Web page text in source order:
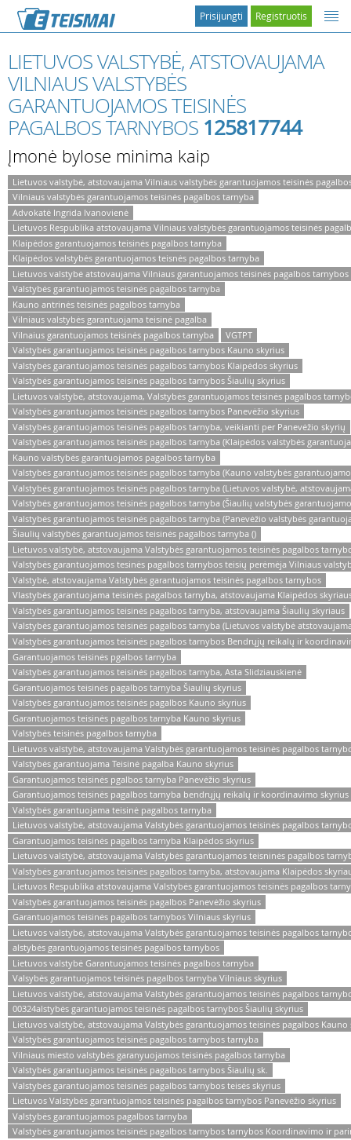
Registruotis
Prisijungti
LIETUVOS VALSTYBĖ, ATSTOVAUJAMA
VILNIAUS VALSTYBĖS
GARANTUOJAMOS TEISINĖS
PAGALBOS TARNYBOS 125817744
Įmonė bylose minima kaip
Lietuvos valstybė, atstovaujama Vilniaus valstybės garantuojamos teisinės
Vilniaus valstybės garantuojamos teisinės pagalbos tarnyba
Advokatė Ingrida Ivanovienė
Lietuvos Respublika atstovaujama Vilniaus valstybės garantuojamos teisinės
Klaipėdos garantuojamos teisinės pagalbos tarnyba
Klaipėdos valstybės garantuojamos teisnės pagalbos tarnyba
Lietuvos valstybė atstovaujama Vilniaus garantuojamos teisinės pagalbos tarnybos
Valstybės garantuojamos teisinės pagalbos tarnyba
Kauno antrinės teisinės pagalbos tarnyba
Vilniaus valstybės garantuojama teisinė pagalba
Vilnaius garantuojamos teisinės pagalbos tarnyba
VGTPT
Valstybės garantuojamos teisinės pagalbos tarnybos Kauno skyrius
Valstybės garantuojamos teisinės pagalbos tarnybos Klaipėdos skyrius
Valstybės garantuojamos teisinės pagalbos tarnybos Šiaulių skyrius
Lietuvos valstybė, atstovaujama, Valstybės garantuojamos teisinės pagalbos
Valstybės garantuojamos teisinės pagalbos tarnybos Panevėžio skyrius
Valstybės garantuojamos teisinės pagalbos tarnyba, veikianti per Panevėžio skyrių
Valstybės garantuojamos teisinės pagalbos tarnyba (Klaipėdos valstybės
Kauno valstybės garantuojamos pagalbos tarnyba
Valstybės garantuojamos teisinės pagalbos tarnyba (Kauno valstybės
Valstybės garantuojamos teisinės pagalbos tarnyba (Lietuvos valstybė,
Valstybės garantuojamos teisinės pagalbos tarnyba (Šiaulių valstybės
Valstybės garantuojamos teisinės pagalbos tarnyba (Panevėžio valstybės
Šiaulių valstybės garantuojamos teisinės pagalbos tarnyba ()
Lietuvos valstybė, atstovaujama Valstybės garantuojamos teisinės pagalbos
Valstybės garantuojamos tesinės pagalbos tarnybos teisių perėmėja Vilniaus
Valstybė, atstovaujama Valstybės garantuojamos teisinės pagalbos tarnybos
Vlastybės garantuojama teisinės pagalbos tarnyba, atstovaujama Klaipėdos
Valstybės garantuojamos teisinės pagalbos tarnyba, atstovaujama Šiaulių skyriaus
Valstybės garantuojamos teisinės pagalbos tarnyba (Lietuvos valstybė
Valstybės garantuojamos teisinės pagalbos tarnybos Bendrųjų reikalų ir
Garantuojamos teisinės pgalbos tarnyba
Valstybės garantuojamos teisinės pagalbos tarnyba, Asta Slidziauskienė
Garantuojamos teisinės pagalbos tarnyba Šiaulių skyrius
Valstybės garantuojamos teisinės pagalbos Kauno skyrius
Garantuojamos teisinės pagalbos tarnyba Kauno skyrius
Valstybės teisinės pagalbos tarnyba
Lietuvos valstybė, atstovaujama Valstybės garantuojamos teisinės pagalbos
Valstybės garantuojama Teisinė pagalba Kauno skyrius
Garantuojamos teisinės pgalbos tarnyba Panevėžio skyrius
Garantuojamos teisinės pagalbos tarnyba bendrųjų reikalų ir koordinavimo skyrius
Valstybės garantuojama teisinė pagalbos tarnyba
Lietuvos valstybė, atstovaujama Valstybės garantuojamos teisinės pagalbos
Garantuojamos teisinės pagalbos tarnyba Klaipėdos skyrius
Lietuvos valstybė, atstovaujama Valstybės garantuojamos teisninės pagalbos
Valstybės garantuojamos teisinės pagalbos tarnyba, atstovaujama Klaipėdos
Lietuvos Respublika atstovaujama Valstybės garantuojamos teisinės pagalbos
Valstybės garantuojamos teisinės pagalbos Panevėžio skyrius
Garantuojamos teisinės pagalbos tarnybos Vilniaus skyrius
Lietuvos valstybė, atstovaujama Valstybės garantuojamos teisinės pagalbos
alstybės garantuojamos teisinės pagalbos tarnybos
Lietuvos valstybė Garantuojamos teisinės pagalbos tarnyba
Valsybės garantuojamos teisinės pagalbos tarnyba Vilniaus skyrius
Lietuvos valstybė, atstovaujama Valstybės garantuojamos teisinės pagalbos
00324alstybės garantuojamos teisinės pagalbos tarnybos Šiaulių skyrius
Lietuvos valstybė, atstovaujama Valstybės garantuojamos teisinės pagalbos Kauno
Valstybės garantuojamos teisinės pagalbos tarnybos tarnyba
Vilniaus miesto valstybės garanyuojamos teisinės pagalbos tarnyba
Valstybės garantuojamos teisinės pagalbos tarnybos Šiaulių sk.
Valstybės garantuojamos teisinės pagalbos tarnybos teisės skyrius
Lietuvos Valstybės garantuojamos teisinės pagalbos tarnybos Panevėžio skyrius
Valstybės garantuojamos pagalbos tarnyba
Valstybės garantuojamos teisinės pagalbos tarnybos tarnybos Koordinavimo ir